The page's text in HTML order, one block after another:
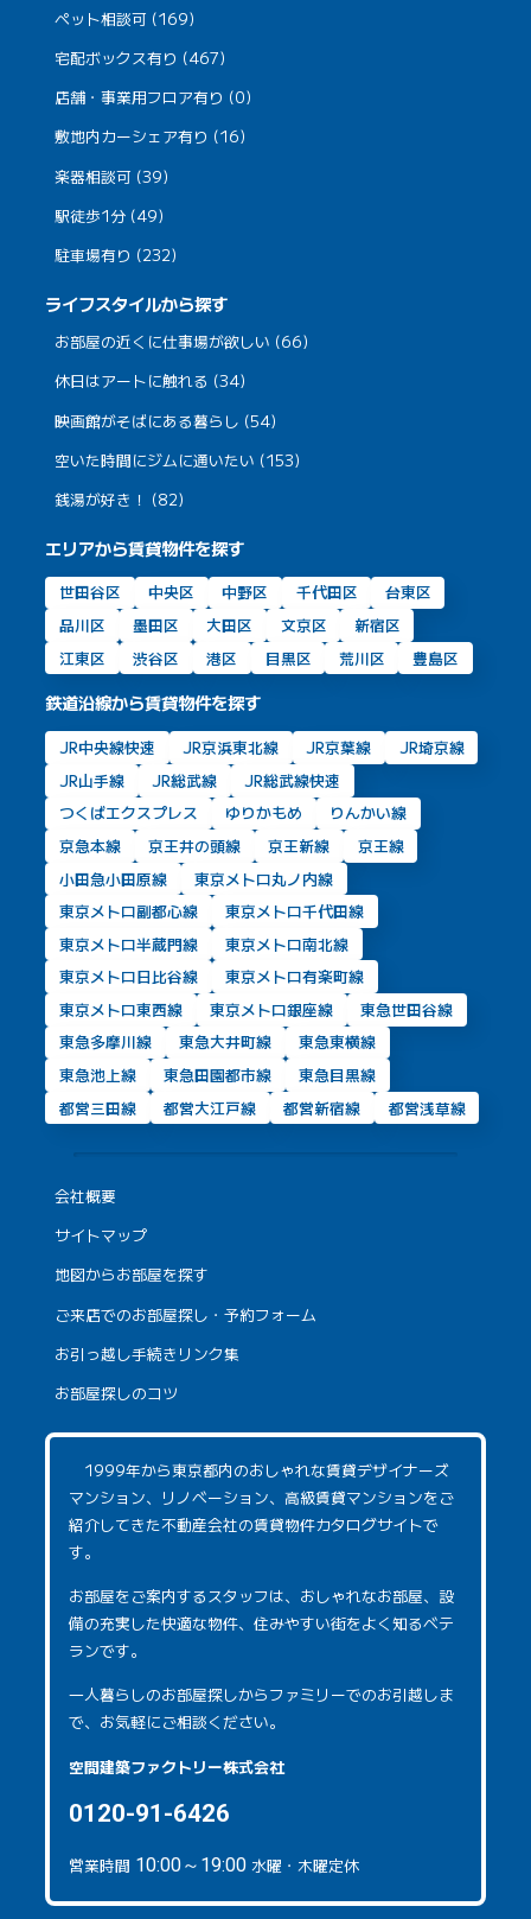
ペット相談可 (169)
宅配ボックス有り (467)
店舗・事業用フロア有り (0)
敷地内カーシェア有り (16)
楽器相談可 (39)
駅徒歩1分 (49)
駐車場有り (232)
ライフスタイルから探す
お部屋の近くに仕事場が欲しい (66)
休日はアートに触れる (34)
映画館がそばにある暮らし (54)
空いた時間にジムに通いたい (153)
銭湯が好き！ (82)
エリアから賃貸物件を探す
世田谷区 中央区 中野区 千代田区
台東区
品川区
墨田区 大田区 文京区
新宿区
江東区
渋谷区 港区 目黒区 荒川区 豊島区
鉄道沿線から賃貸物件を探す
JR中央線快速 JR京浜東北線 JR京葉線
JR埼京線
JR山手線
JR総武線
JR総武線快速
つくばエクスプレス
ゆりかもめ
りんかい線
京急本線
京王井の頭線 京王新線
京王線
小田急小田原線
東京メトロ丸ノ内線
東京メトロ副都心線
東京メトロ千代田線
東京メトロ半蔵門線
東京メトロ南北線
東京メトロ日比谷線
東京メトロ有楽町線
東京メトロ東西線
東京メトロ銀座線
東急世田谷線
東急多摩川線
東急大井町線
東急東横線
東急池上線
東急田園都市線
東急目黒線
都営三田線
都営大江戸線 都営新宿線 都営浅草線
会社概要
サイトマップ
地図からお部屋を探す
ご来店でのお部屋探し・予約フォーム
お引っ越し手続きリンク集
お部屋探しのコツ
1999年から東京都内のおしゃれな賃貸デザイナーズ
マンション、リノベーション、高級賃貸マンションをご
紹介してきた不動産会社の賃貸物件カタログサイトで
す。
お部屋をご案内するスタッフは、おしゃれなお部屋、設
備の充実した快適な物件、住みやすい街をよく知るベテ
ランです。
一人暮らしのお部屋探しからファミリーでのお引越しま
で、お気軽にご相談ください。
空間建築ファクトリー株式会社
0120-91-6426
営業時間 10:00～19:00 水曜・木曜定休